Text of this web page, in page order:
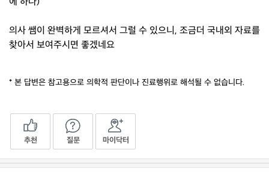
의사 쌤이 완벽하게 모르셔서 그럴 수 있으니, 조금더 국내외 자료를
찾아서 보여주시면 좋겠네요
* 본 답변은 참고용으로 의학적 판단이나 진료행위로 해석될 수 없습니다.
추천 질문 마이닥터